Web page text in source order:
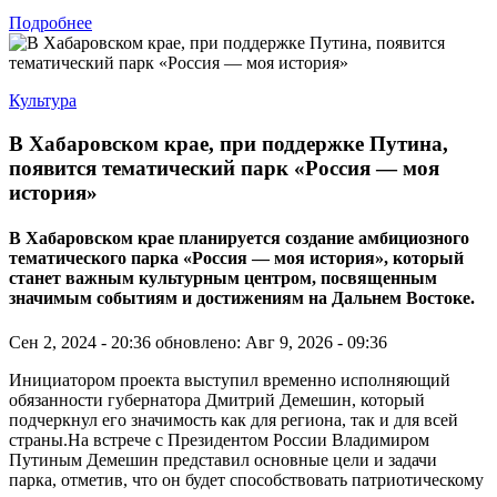
Подробнее
Культура
В Хабаровском крае, при поддержке Путина,
появится тематический парк «Россия — моя
история»
В Хабаровском крае планируется создание амбициозного
тематического парка «Россия — моя история», который
станет важным культурным центром, посвященным
значимым событиям и достижениям на Дальнем Востоке.
Сен 2, 2024 - 20:36 обновлено: Авг 9, 2026 - 09:36
Инициатором проекта выступил временно исполняющий
обязанности губернатора Дмитрий Демешин, который
подчеркнул его значимость как для региона, так и для всей
страны.На встрече с Президентом России Владимиром
Путиным Демешин представил основные цели и задачи
парка, отметив, что он будет способствовать патриотическому